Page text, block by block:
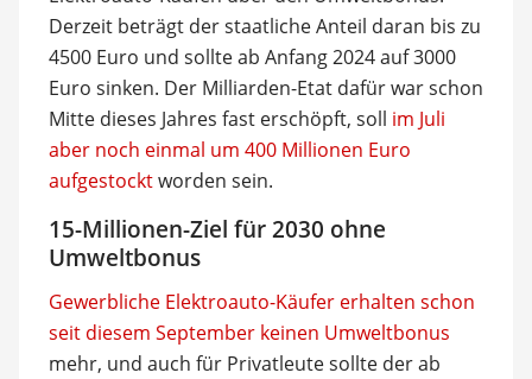
Derzeit beträgt der staatliche Anteil daran bis zu
4500 Euro und sollte ab Anfang 2024 auf 3000
Euro sinken. Der Milliarden-Etat dafür war schon
Mitte dieses Jahres fast erschöpft, soll im Juli
aber noch einmal um 400 Millionen Euro
aufgestocktworden sein.
15-Millionen-Ziel für 2030 ohne
Umweltbonus
Gewerbliche Elektroauto-Käufer erhalten schon
seit diesem September keinen Umweltbonus
mehr, und auch für Privatleute sollte der ab